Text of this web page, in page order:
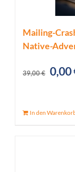
Mailing-
Native-
39,00€ 0,00
In den